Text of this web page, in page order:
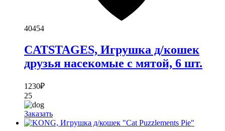
40454
CATSTAGES, Игрушка д/кошек
друзья насекомые с мятой, 6 шт.
1230₽
25
Заказать